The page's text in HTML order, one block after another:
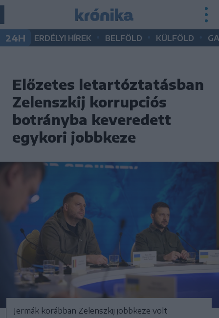
24H ERDÉLYI HÍREK BELFÖLD KÜLFÖLD
Előzetes letartóztatásban
Zelenszkij korrupciós
botrányba keveredett
egykori jobbkeze
Jermák korábban Zelenszkij jobbkeze volt